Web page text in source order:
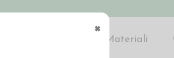
×
Materiali